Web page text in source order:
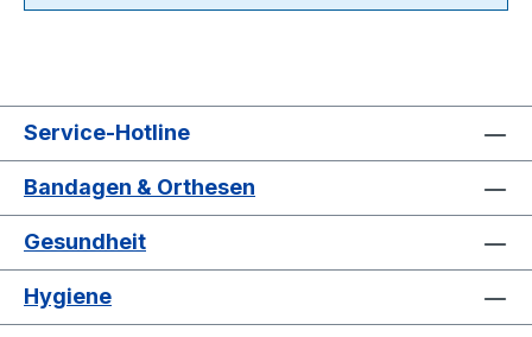
Service-Hotline
Bandagen & Orthesen
Gesundheit
Hygiene